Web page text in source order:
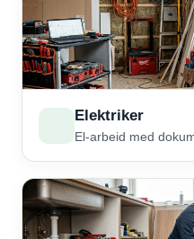
Elektriker
El-arbeid med